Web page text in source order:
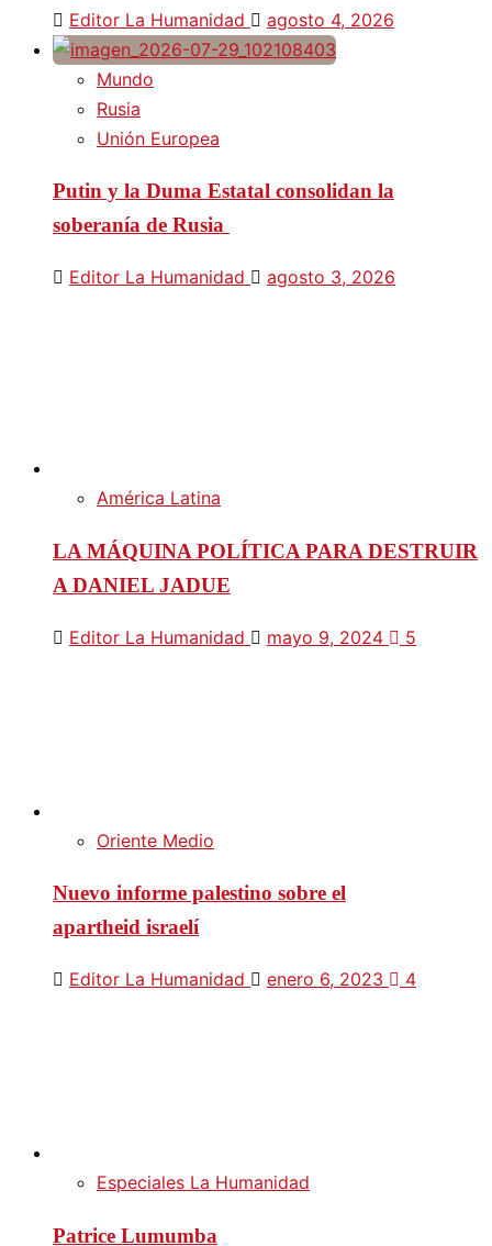
Editor La Humanidad agosto 4, 2026
Mundo
Rusia
Unión Europea
Putin y la Duma Estatal consolidan la
soberanía de Rusia
Editor La Humanidad agosto 3, 2026
América Latina
LA MÁQUINA POLÍTICA PARA DESTRUIR
A DANIEL JADUE
Editor La Humanidad mayo 9, 2024 5
Oriente Medio
Nuevo informe palestino sobre el
apartheid israelí
Editor La Humanidad enero 6, 2023 4
Especiales La Humanidad
Patrice Lumumba